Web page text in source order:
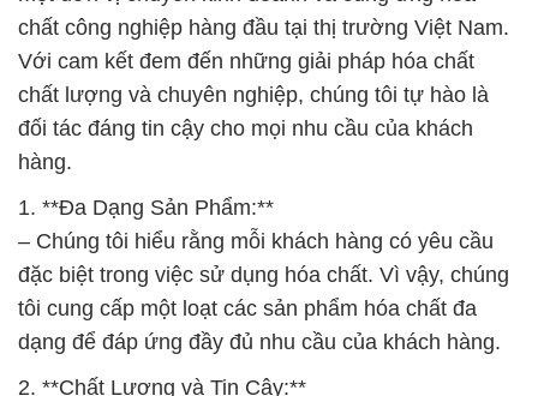
tôi cung cấp một loạt các sản phẩm hóa chất đa
dạng để đáp ứng đầy đủ nhu cầu của khách hàng.
2. **Chất Lượng và Tin Cậy:**
– Khi chọn Công ty Hóa Chất Đắc Trường Phát, bạn
không chỉ chọn lựa các sản phẩm chất lượng mà
còn chọn một đối tác đáng tin cậy. Chúng tôi cam
kết tuân thủ các tiêu chuẩn chất lượng và an toàn
nghiêm ngặt.
3. **Hỗ Trợ Tận Tâm:**
– Chúng tôi luôn sẵn sàng hỗ trợ khách hàng tìm
kiếm giải pháp tối ưu, từ lựa chọn sản phẩm phù